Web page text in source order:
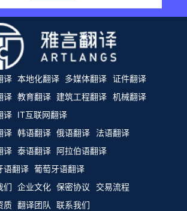
译 本地化翻译 多媒体翻译 证件翻译
译 教育翻译 建筑工程翻译 机械翻译
译
IT互联网翻译
译 韩语翻译 俄语翻译
法语翻译
译 泰语翻译 阿拉伯语翻译
语翻译 葡萄牙语翻译
们 企业文化 保密协议
交易流程
质 翻译团队
联系我们